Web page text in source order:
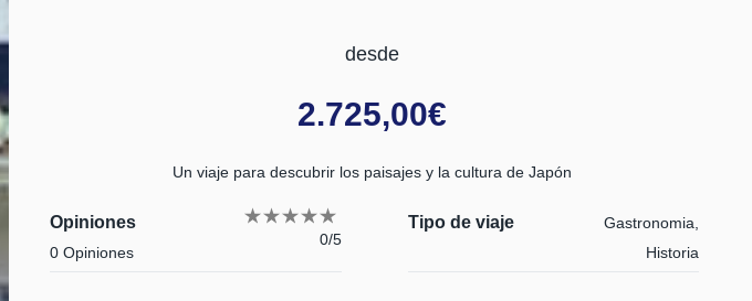
desde
2.725,00€
Un viaje para descubrir los paisajes y la cultura de Japón
Opiniones
0 Opiniones
0/5
Tipo de viaje
Gastronomia,
Historia